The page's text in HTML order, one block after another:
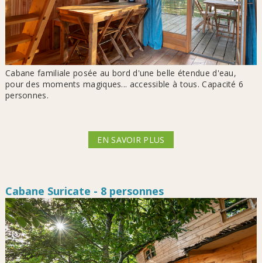
Cabane familiale posée au bord d'une belle étendue d'eau,
pour des moments magiques... accessible à tous. Capacité 6
personnes.
EN SAVOIR PLUS
Cabane Suricate - 8 personnes